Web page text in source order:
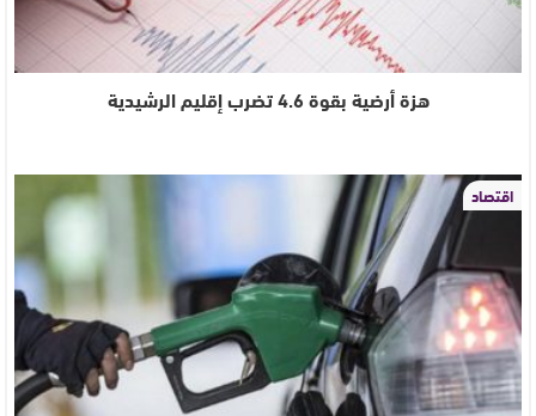
هزة أرضية بقوة 4.6 تضرب إقليم الرشيدية
اقتصاد